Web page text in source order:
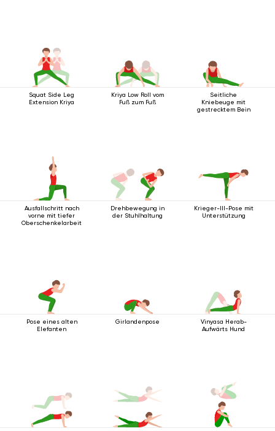
Squat Side Leg
Extension Kriya
Kriya Low Roll vom
Fuß zum Fuß
Seitliche
Kniebeuge mit
gestrecktem Bein
Ausfallschritt nach
vorne mit tiefer
Oberschenkelarbeit
Drehbewegung in
der Stuhlhaltung
Krieger-III-Pose mit
Unterstützung
Pose eines alten
Elefanten
Girlandenpose
Vinyasa Herab-
Aufwärts Hund